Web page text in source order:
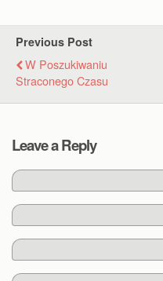
Previous Post
W Poszukiwaniu
Straconego Czasu
Leave a Reply